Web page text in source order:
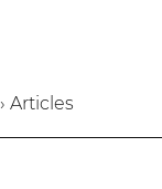
› Articles